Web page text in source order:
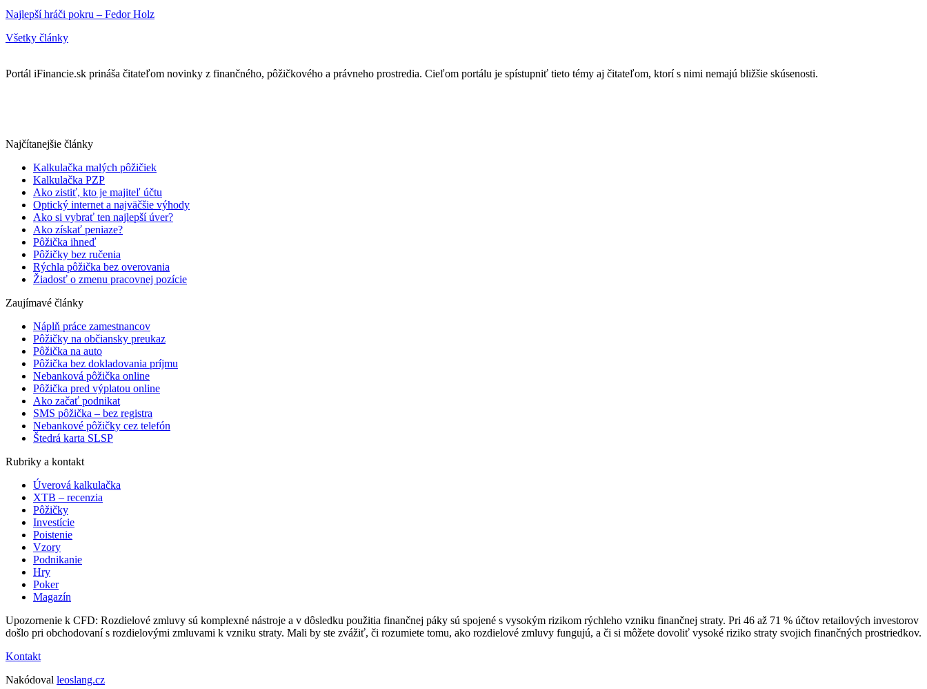
Najlepší hráči pokru – Fedor Holz
Všetky články
Portál iFinancie.sk prináša čitateľom novinky z finančného, pôžičkového a právneho prostredia. Cieľom portálu je spístupniť tieto témy aj čitateľom, ktorí s nimi nemajú bližšie skúsenosti.
Najčítanejšie články
Kalkulačka malých pôžičiek
Kalkulačka PZP
Ako zistiť, kto je majiteľ účtu
Optický internet a najväčšie výhody
Ako si vybrať ten najlepší úver?
Ako získať peniaze?
Pôžička ihneď
Pôžičky bez ručenia
Rýchla pôžička bez overovania
Žiadosť o zmenu pracovnej pozície
Zaujímavé články
Náplň práce zamestnancov
Pôžičky na občiansky preukaz
Pôžička na auto
Pôžička bez dokladovania príjmu
Nebanková pôžička online
Pôžička pred výplatou online
Ako začať podnikat
SMS pôžička – bez registra
Nebankové pôžičky cez telefón
Štedrá karta SLSP
Rubriky a kontakt
Úverová kalkulačka
XTB – recenzia
Pôžičky
Investície
Poistenie
Vzory
Podnikanie
Hry
Poker
Magazín
Upozornenie k CFD: Rozdielové zmluvy sú komplexné nástroje a v dôsledku použitia finančnej páky sú spojené s vysokým rizikom rýchleho vzniku finančnej straty. Pri 46 až 71 % účtov retailových investorov
došlo pri obchodovaní s rozdielovými zmluvami k vzniku straty. Mali by ste zvážiť, či rozumiete tomu, ako rozdielové zmluvy fungujú, a či si môžete dovoliť vysoké riziko straty svojich finančných prostriedkov.
Kontakt
Nakódoval leoslang.cz